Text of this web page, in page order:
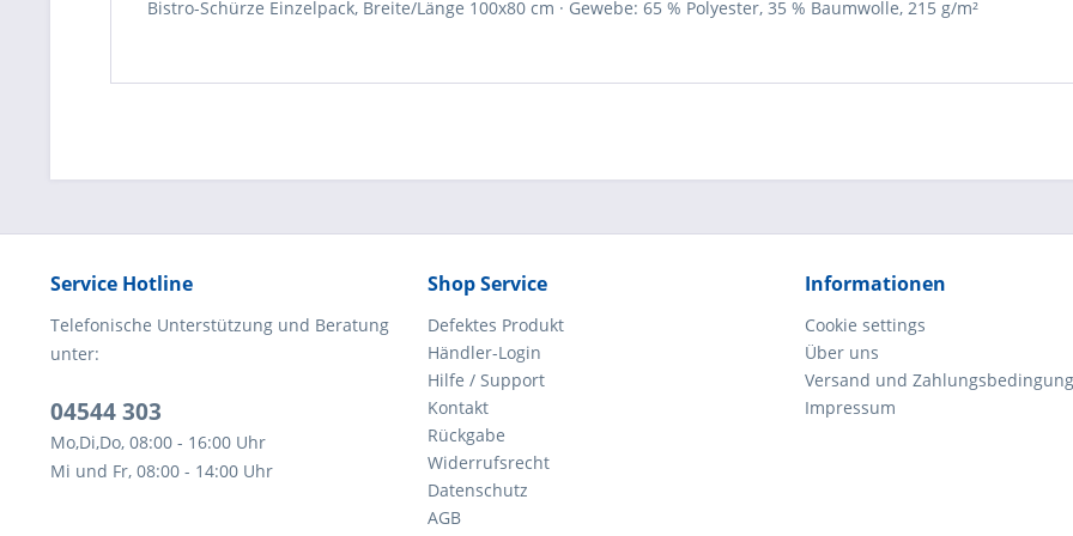
Bistro-Schürze Einzelpack, Breite/Länge 100x80 cm · Gewebe: 65 % Polyester, 35 % Baumwolle, 215 g/m²
Service Hotline
Telefonische Unterstützung und Beratung
unter:
04544 303
Mo,Di,Do, 08:00 - 16:00 Uhr
Mi und Fr, 08:00 - 14:00 Uhr
Shop Service
Defektes Produkt
Händler-Login
Hilfe / Support
Kontakt
Rückgabe
Widerrufsrecht
Datenschutz
AGB
Informationen
Cookie settings
Über uns
Versand und
Impressum